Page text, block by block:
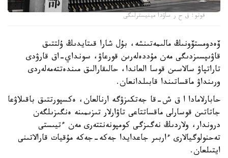
فوتو: ق ح ر ساۋدا مينيسترلىگى
ۆەدومستۆونىڭ مالىمەتىنشە، بۇل شارا قىتايدىڭ ۇلتتىق
قاۋىپسىزدىگى مەن مۇددەلەرىن قورعاۋ، سونداي-اق قارۋدى
تاراتپاۋ سالاسىن قوسا العاندا، حالىقارالىق مىندەتتەمەلەردى
ورىنداۋ ماقساتىندا قابىلدانعان.
حابارلامادا ا ق ش-قا جەتكىزۋگە ارنالعان، ەكسپورتتىق باقىلاۋعا
جاتاتىن قوسارلى ماقساتتاعى تاۋارلار تىزىمىنە ەنگىزىلگەن
دروندار، ولاردىڭ نەگىزگى كومپونەنتتەرى مەن ءتيىستى
تەحنولوگيالارى ءاربىر جاعدايدا جەكە-جەكە مۇقيات قارالاتىنى
ايتىلعان.